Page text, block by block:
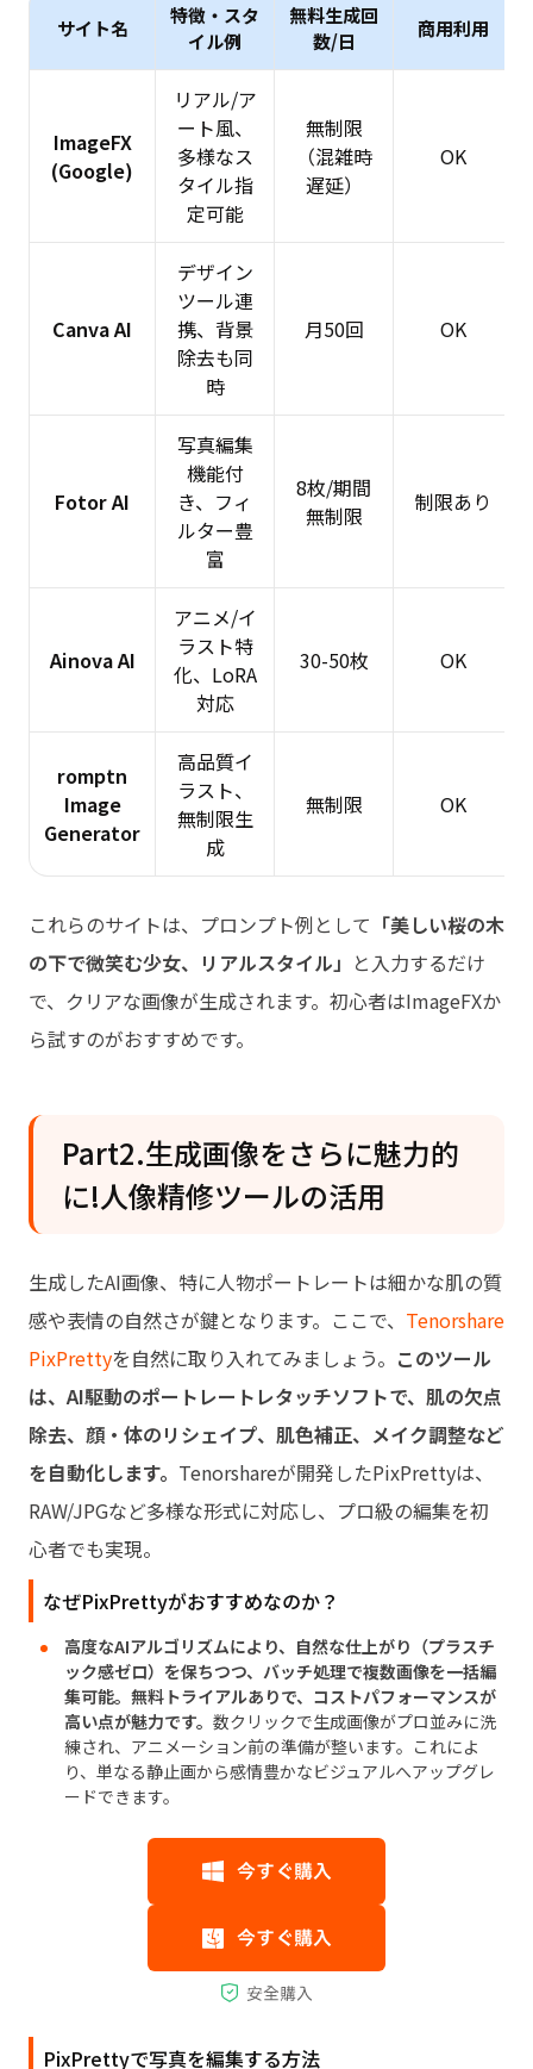
サイト名
特徴・スタ
イル例
無料生成回
数/日
商用利用
ImageFX
(Google)
リアル/ア
ート風、
多様なス
タイル指
定可能
無制限
（混雑時
遅延）
OK
Canva AI
デザイン
ツール連
携、背景
除去も同
時
月50回 OK
Fotor AI
写真編集
機能付
き、フィ
ルター豊
富
8枚/期間
無制限
制限あり
Ainova AI
アニメ/イ
ラスト特
化、LoRA
対応
30-50枚 OK
romptn
Image
Generator
高品質イ
ラスト、
無制限生
成
無制限 OK
これらのサイトは、プロンプト例として 「美しい桜の木
の下で微笑む少女、リアルスタイル」 と入力するだけ
で、クリアな画像が生成されます。初心者はImageFXか
ら試すのがおすすめです。
Part2.生成画像をさらに魅力的
に!人像精修ツールの活用
生成したAI画像、特に人物ポートレートは細かな肌の質
感や表情の自然さが鍵となります。ここで、 Tenorshare
PixPrettyを自然に取り入れてみましょう。 このツール
は、AI駆動のポートレートレタッチソフトで、肌の欠点
除去、顔・体のリシェイプ、肌色補正、メイク調整など
を自動化します。 Tenorshareが開発したPixPrettyは、
RAW/JPGなど多様な形式に対応し、プロ級の編集を初
心者でも実現。
なぜPixPrettyがおすすめなのか？
高度なAIアルゴリズムにより、自然な仕上がり（プラスチ
ック感ゼロ）を保ちつつ、バッチ処理で複数画像を一括編
集可能。無料トライアルありで、コストパフォーマンスが
高い点が魅力です。 数クリックで生成画像がプロ並みに洗
練され、アニメーション前の準備が整います。これによ
り、単なる静止画から感情豊かなビジュアルへアップグレ
ードできます。
PixPrettyで写真を編集する方法